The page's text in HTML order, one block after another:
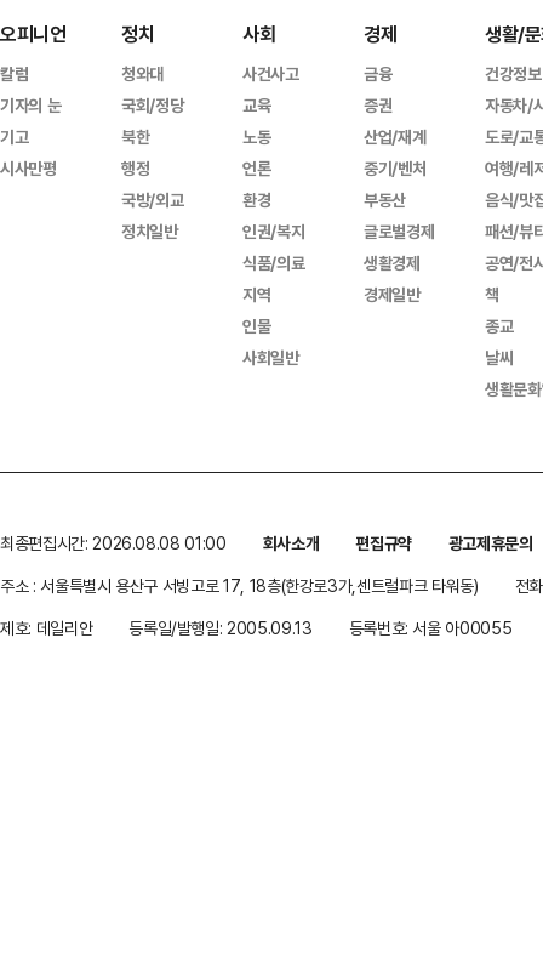
오피니언
칼럼
기자의 눈
기고
시사만평
정치
청와대
국회/정당
북한
행정
국방/외교
정치일반
사회
사건사고
교육
노동
언론
환경
인권/복지
식품/의료
지역
인물
사회일반
경제
금융
증권
산업/재계
중기/벤처
부동산
글로벌경제
생활경제
경제일반
생활/
건강정보
자동차/
도로/교
여행/레
음식/맛
패션/뷰
공연/전
책
종교
날씨
생활문
최종편집시간: 2026.08.08 01:00 회사소개 편집규약
광고제휴문의
주소 : 서울특별시 용산구 서빙고로 17, 18층(한강로3가,센트럴파크 타워동)
전
제호: 데일리안
등록일/발행일: 2005.09.13 등록번호: 서울 아00055